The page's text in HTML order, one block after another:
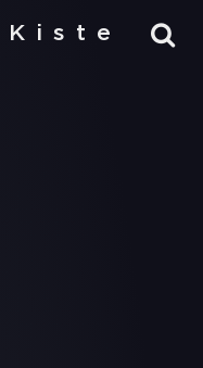
Kiste